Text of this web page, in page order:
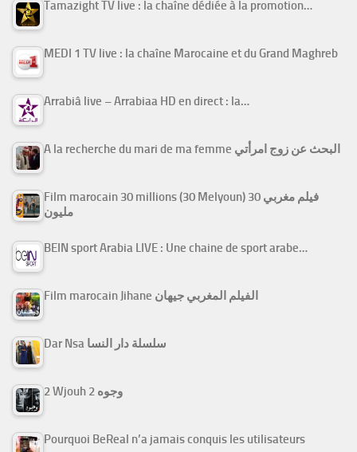
Tamazight TV live : la chaîne dédiée à la promotion…
MEDI 1 TV live : la chaîne Marocaine et du Grand Maghreb
Arrabiâ live – Arrabiaa HD en direct : la…
A la recherche du mari de ma femme البحث عن زوج امرأتي
Film marocain 30 millions (30 Melyoun) فيلم مغربي 30
مليون
BEIN sport Arabia LIVE : Une chaine de sport arabe…
Film marocain Jihane الفيلم المغربي جيهان
Dar Nsa سلسلة دار النسا
2 Wjouh 2 وجوه
Pourquoi BeReal n’a jamais conquis les utilisateurs